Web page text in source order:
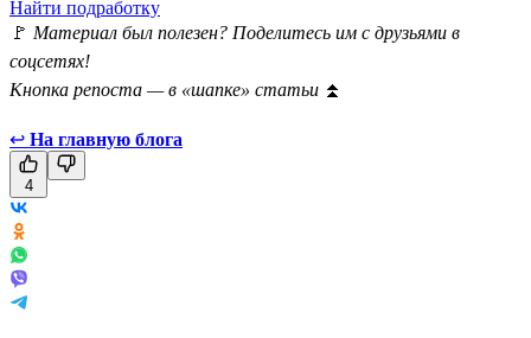
Найти подработку
🚩 Материал был полезен? Поделитесь им с друзьями в
соцсетях!
Кнопка репоста — в «шапке» статьи ⏫
↩ На главную блога
4